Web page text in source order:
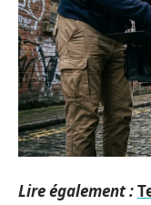
Lire également :